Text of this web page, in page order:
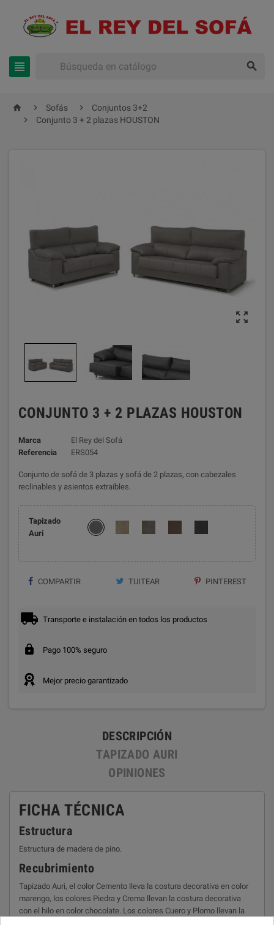
 
  Sofás 
Conjuntos 3+2

Conjunto 3 + 2 plazas HOUSTON

CONJUNTO 3 + 2 PLAZAS HOUSTON
Marca
El Rey del Sofá
Referencia
ERS054
Conjunto de sofá de 3 plazas y sofá de 2 plazas, con cabezales
reclinables y asientos extraíbles.
Tapizado
Auri
COMPARTIR TUITEAR PINTEREST
Transporte e instalación en todos los productos
Pago 100% seguro
Mejor precio garantizado
DESCRIPCIÓN
TAPIZADO AURI
OPINIONES
FICHA TÉCNICA
Estructura
Estructura de madera de pino.
Recubrimiento
Tapizado Auri, el color Cemento lleva la costura decorativa en color
marengo, los colores Piedra y Crema llevan la costura decorativa
con el hilo en color chocolate. Los colores Cuero y Plomo llevan la